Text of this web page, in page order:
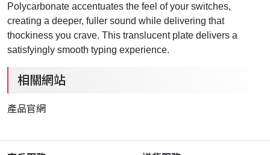
Polycarbonate accentuates the feel of your switches,
creating a deeper, fuller sound while delivering that
thockiness you crave. This translucent plate delivers a
satisfyingly smooth typing experience.
相關網站
產品官網